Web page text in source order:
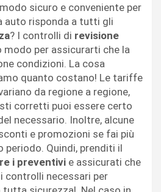
sicuro e conveniente per
auto risponda a tutti gli
? I controlli di revisione
per assicurarti che la
condizioni. La cosa
quanto costano! Le tariffe
da regione a regione,
corretti puoi essere certo
necessario. Inoltre, alcune
e promozioni se fai più
Quindi, prenditi il
i preventivi e assicurati che
controlli necessari per